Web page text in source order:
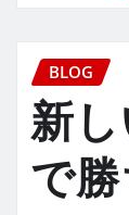
BLOG
新
で